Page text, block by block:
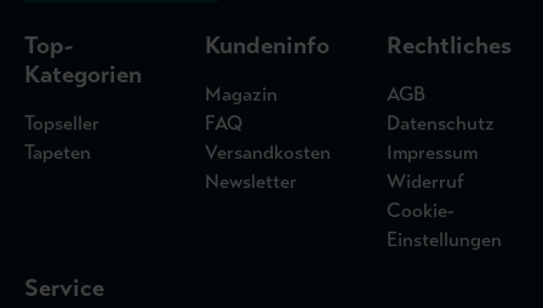
Top-
Kategorien
Topseller
Tapeten
Kundeninfo
Magazin
FAQ
Versandkosten
Newsletter
Rechtliches
AGB
Datenschutz
Impressum
Widerruf
Cookie-
Einstellungen
Service